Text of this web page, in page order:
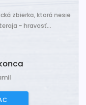
ktorá nesie
- hravosť...